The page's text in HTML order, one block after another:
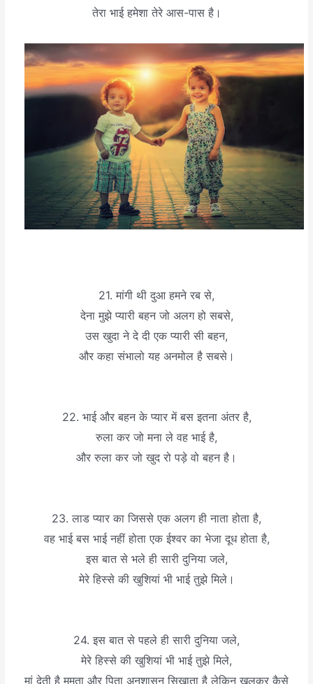
तेरा भाई हमेशा तेरे आस-पास है।
21. मांगी थी दुआ हमने रब से,
देना मुझे प्यारी बहन जो अलग हो सबसे,
उस खुदा ने दे दी एक प्यारी सी बहन,
और कहा संभालो यह अनमोल है सबसे।
22. भाई और बहन के प्यार में बस इतना अंतर है,
रुला कर जो मना ले वह भाई है,
और रुला कर जो खुद रो पड़े वो बहन है।
23. लाड प्यार का जिससे एक अलग ही नाता होता है,
वह भाई बस भाई नहीं होता एक ईश्वर का भेजा दूध होता है,
इस बात से भले ही सारी दुनिया जले,
मेरे हिस्से की खुशियां भी भाई तुझे मिले।
24. इस बात से पहले ही सारी दुनिया जले,
मेरे हिस्से की खुशियां भी भाई तुझे मिले,
मां देती है ममता और पिता अनुशासन सिखाता है लेकिन खुलकर कैसे